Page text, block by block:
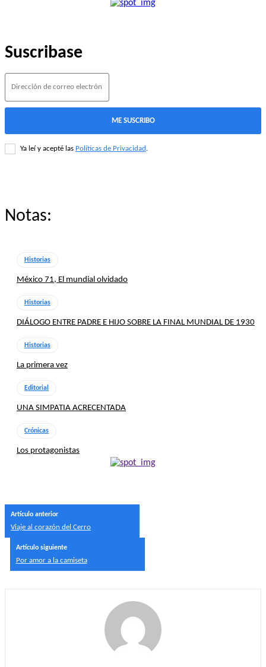
Suscribase
ME SUSCRIBO
Ya leí y acepté las Políticas de Privacidad .
Notas:
Historias
México 71, El mundial olvidado
Historias
DIÁLOGO ENTRE PADRE E HIJO SOBRE LA FINAL MUNDIAL DE 1930
Historias
La primera vez
Editorial
UNA SIMPATIA ACRECENTADA
Crónicas
Los protagonistas
Artículo anterior
Viaje al corazón del Cerro
Artículo siguiente
Por amor a la camiseta